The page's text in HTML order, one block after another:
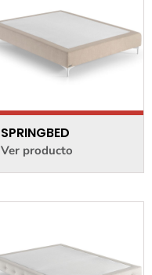
SPRINGBED
Ver producto